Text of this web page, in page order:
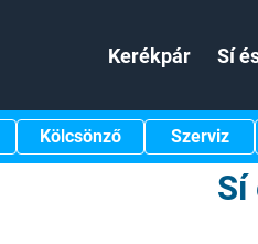
Kerékpár Sí
Kölcsönző Szerviz
Sí